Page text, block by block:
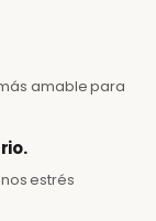
amable para
estrés